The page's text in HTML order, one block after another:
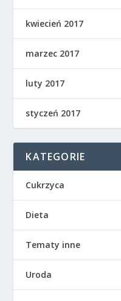
kwiecień 2017
marzec 2017
luty 2017
styczeń 2017
KATEGORIE
Cukrzyca
Dieta
Tematy inne
Uroda